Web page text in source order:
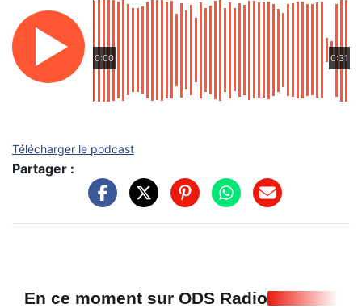
0:00 0:31
Télécharger le podcast
Partager :
En ce moment sur ODS Radio